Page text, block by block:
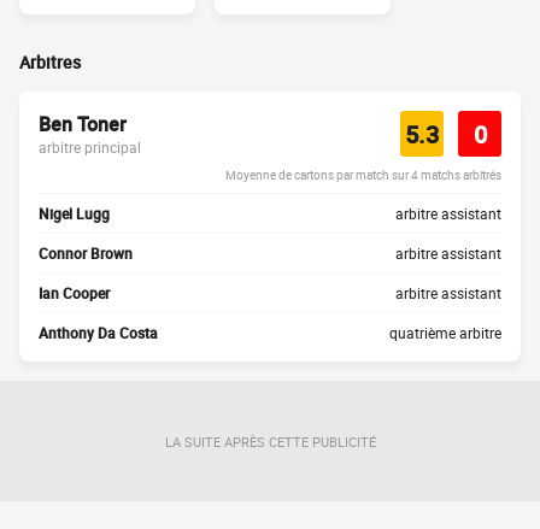
Arbitres
Ben Toner
arbitre principal 5.3 0
Moyenne de cartons par match sur 4 matchs arbitrés
Nigel Lugg arbitre assistant
Connor Brown arbitre assistant
Ian Cooper arbitre assistant
Anthony Da Costa quatrième arbitre
LA SUITE APRÈS CETTE PUBLICITÉ